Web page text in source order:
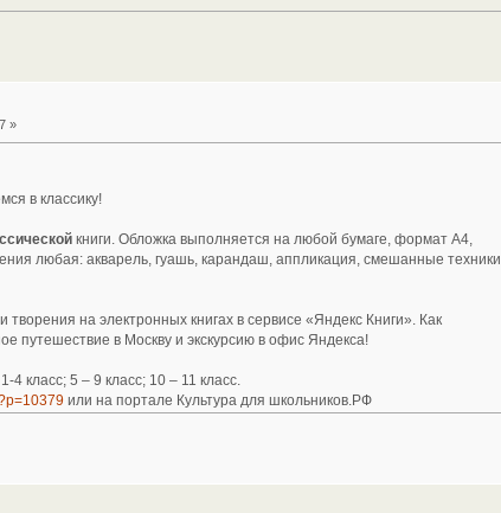
»
в классику!
книги. Обложка выполняется на любой бумаге, формат А4,
любая: акварель, гуашь, карандаш, аппликация, смешанные техники,
на электронных книгах в сервисе «Яндекс Книги». Как
путешествие в Москву и экскурсию в офис Яндекса!
4 класс; 5 – 9 класс; 10 – 11 класс.
или на портале Культура для школьников.РФ